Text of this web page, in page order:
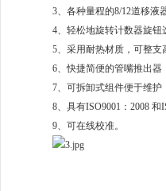
3、各种量程的8/12道移液
4、轻松地旋转计数器旋
5、采用耐热材质，可整
6、快捷简便的管嘴推出器
7、可拆卸式组件便于维
8、具有ISO9001：2008 和
9、可在线校准。